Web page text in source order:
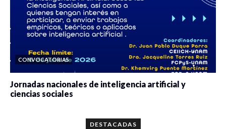
CONVOCATORIAS
Jornadas nacionales de inteligencia artificial y
ciencias sociales
DESTACADAS